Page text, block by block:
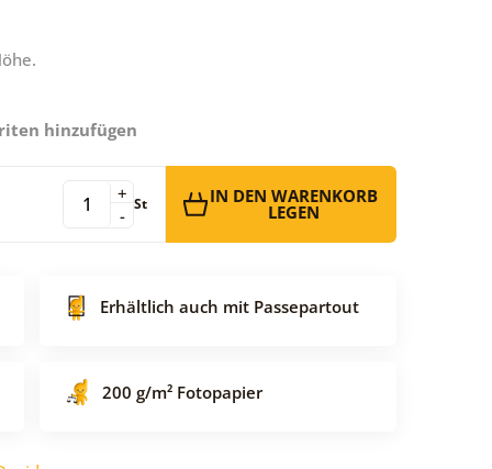
hinzufügen
-
+ St IN DEN WARENKORB
LEGEN
Erhältlich auch mit Passepartout
200 g/m² Fotopapier